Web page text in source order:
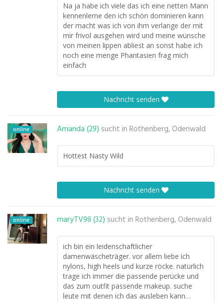
Na ja habe ich viele das ich eine netten Mann
kennenlerne den ich schön dominieren kann
der macht was ich von ihm verlange der mit
mir frivol ausgehen wird und meine wünsche
von meinen lippen abliest an sonst habe ich
noch eine menge Phantasien frag mich
einfach
Nachricht senden
online Amanda (29) sucht in Rothenberg, Odenwald
Hottest Nasty Wild
Nachricht senden
online maryTV98 (32) sucht in Rothenberg, Odenwald
ich bin ein leidenschaftlicher
damenwäscheträger. vor allem liebe ich
nylons, high heels und kurze röcke. natürlich
trage ich immer die passende perücke und
das zum outfit passende makeup. suche
leute mit denen ich das ausleben kann…